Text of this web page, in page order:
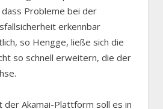
Probleme bei der
erkennbar
so Hengge, ließe sich die
so schnell erweitern, die der
der Akamai-Plattform soll es in